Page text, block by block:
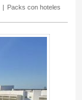
| Packs con hoteles